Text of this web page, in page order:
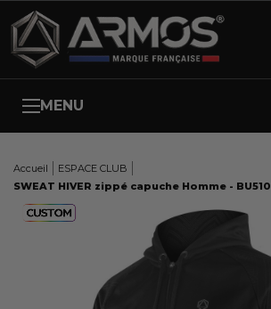
MENU
Accueil
ESPACE CLUB
SWEAT HIVER zippé capuche Homme -
Here
Panneau de gestion des cookies